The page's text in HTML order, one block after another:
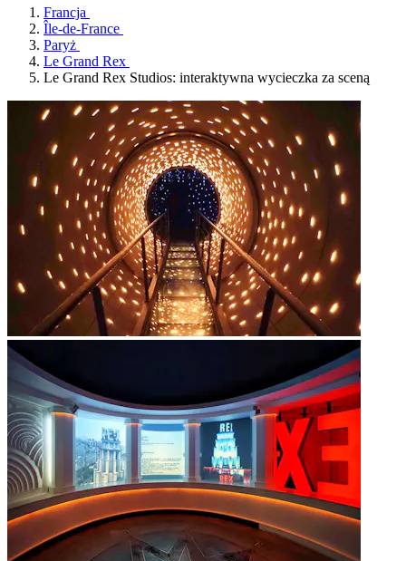
Francja
Île-de-France
Paryż
Le Grand Rex
Le Grand Rex Studios: interaktywna wycieczka za sceną